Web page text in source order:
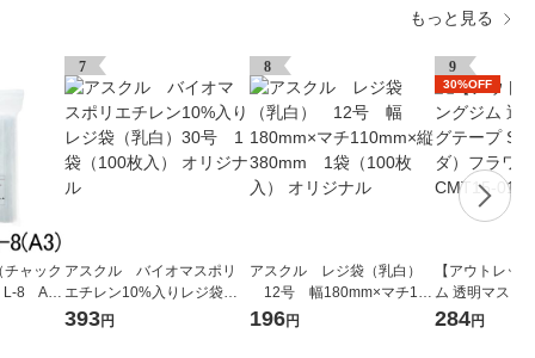
もっと見る
ャック
L-8 A3
100
7
アスクル バイオマスポリ
エチレン10%入りレジ袋
（乳白）30号 1袋（100枚
393円
8
アスクル レジ袋（乳白）
12号 幅180mm×マチ110
mm×縦380mm 1袋（100
196円
9
30%OFF
【アウトレッ
ム 透明マスキ
DA（ソーダ）
284円